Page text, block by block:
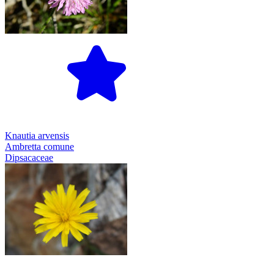
Knautia arvensis
Ambretta comune
Dipsacaceae